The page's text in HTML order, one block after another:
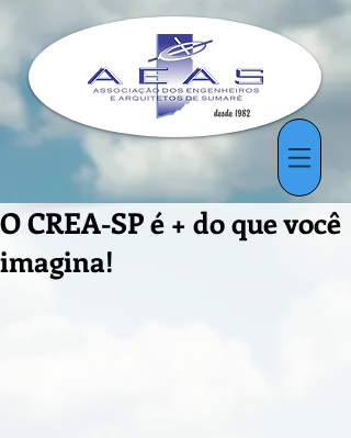
O CREA-SP é + do que você
imagina!